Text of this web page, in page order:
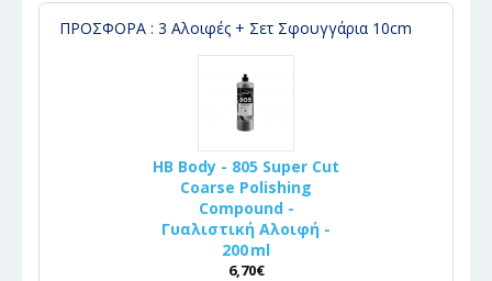
ΠΡΟΣΦΟΡΑ : 3 Αλοιφές + Σετ Σφουγγάρια 10cm
HB Body - 805 Super Cut
Coarse Polishing
Compound -
Γυαλιστική Αλοιφή -
200 ml
6,70€